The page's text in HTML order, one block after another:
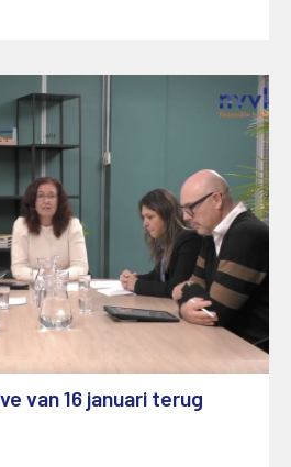
van 16 januari terug